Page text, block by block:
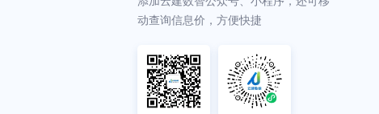
动查询信息价，方便快捷